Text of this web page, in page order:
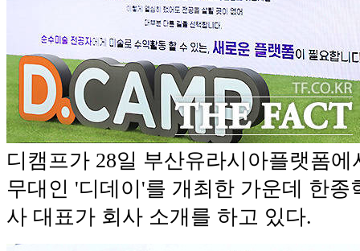
디캠프가 28일 부산유라시아플랫폼
무대인 '디데이'를 개최한 가운데 한종
사 대표가 회사 소개를 하고 있다.